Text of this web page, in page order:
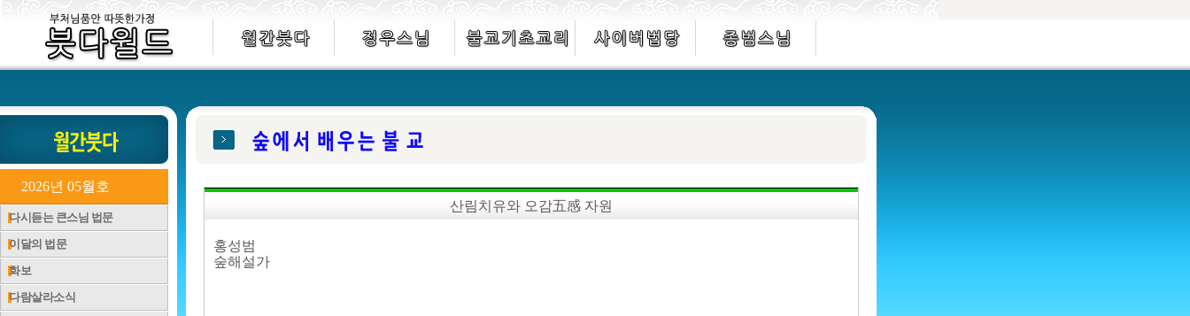
2026년 05월호
다시듣는 큰스님 법문
이달의 법문
화보
다람살라소식
산림치유와 오감五感 자원
홍성범
숲해설가